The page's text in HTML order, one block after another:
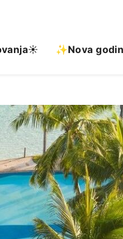
☀️ ✨Nova